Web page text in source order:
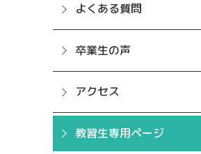
よくある質問
卒業生の声
アクセス
教習生専用ページ